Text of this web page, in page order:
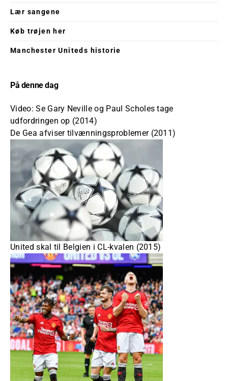
Lær sangene
Køb trøjen her
Manchester Uniteds historie
På denne dag
Video: Se Gary Neville og Paul Scholes tage
udfordringen op (2014)
De Gea afviser tilvænningsproblemer (2011)
United skal til Belgien i CL-kvalen (2015)